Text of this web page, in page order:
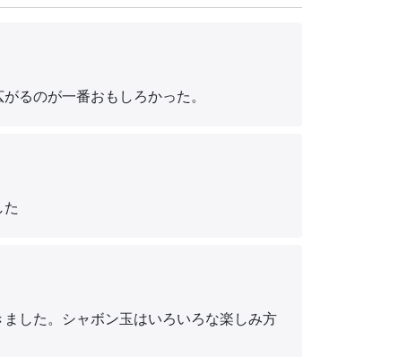
るのが一番おもしろかった。
した。シャボン玉はいろいろな楽しみ方